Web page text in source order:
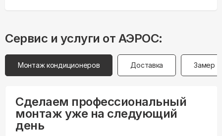
Сервис и услуги от АЭРОС:
Монтаж кондиционеров Доставка Замер
Сделаем профессиональный
монтаж уже на следующий
день